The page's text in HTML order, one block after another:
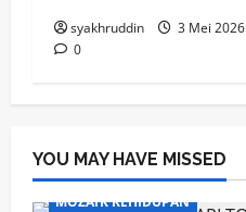
syakhruddin
3 Mei 2026
0
YOU MAY HAVE MISSED
MOZAIK KEHIDUPAN